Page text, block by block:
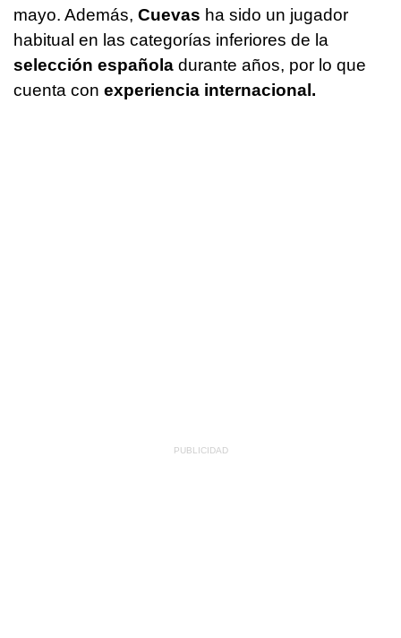
mayo. Además, Cuevas ha sido un jugador
habitual en las categorías inferiores de la
selección española durante años, por lo que
cuenta con experiencia internacional.